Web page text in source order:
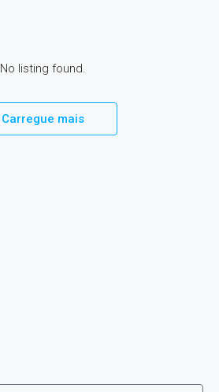
No listing found.
Carregue mais